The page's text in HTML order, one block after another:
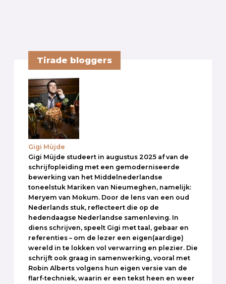
Tirade bloggers
Gigi Müjde
Gigi Müjde studeert in augustus 2025 af van de
schrijfopleiding met een gemoderniseerde
bewerking van het Middelnederlandse
toneelstuk Mariken van Nieumeghen, namelijk:
Meryem van Mokum. Door de lens van een oud
Nederlands stuk, reflecteert die op de
hedendaagse Nederlandse samenleving. In
diens schrijven, speelt Gigi met taal, gebaar en
referenties – om de lezer een eigen(aardige)
wereld in te lokken vol verwarring en plezier. Die
schrijft ook graag in samenwerking, vooral met
Robin Alberts volgens hun eigen versie van de
flarf-techniek, waarin er een tekst heen en weer